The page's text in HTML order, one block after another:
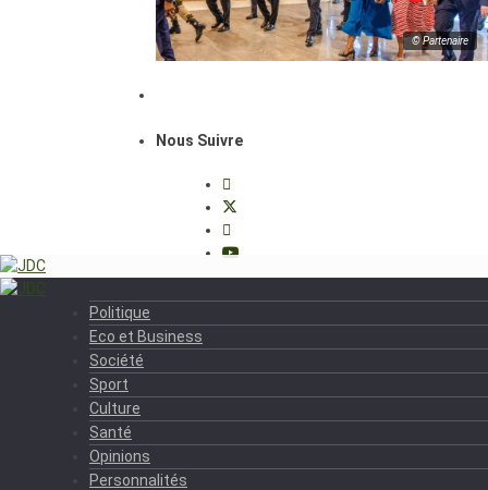
© Partenaire
Nous Suivre
Politique
Eco et Business
Société
Sport
Culture
Santé
Opinions
Personnalités